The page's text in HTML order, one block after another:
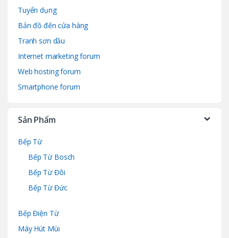
Tuyển dụng
Bản đồ đến cửa hàng
Tranh sơn dầu
Internet marketing forum
Web hosting forum
Smartphone forum
Sản Phẩm
Bếp Từ
Bếp Từ Bosch
Bếp Từ Đôi
Bếp Từ Đức
Bếp Điện Từ
Máy Hút Mùi